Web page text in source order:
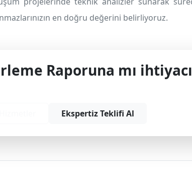
en doğru değerini belirliyoruz.
Raporuna mı
Ekspertiz Teklifi Al